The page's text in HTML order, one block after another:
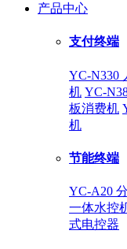
产品中心
支付终端
YC-N330
机 YC-
板消费机
机
节能终端
YC-A20
一体水控
式电控器